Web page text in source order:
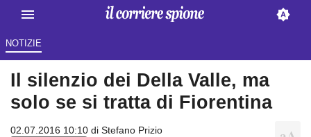
NOTIZIE
Il silenzio dei Della Valle, ma
solo se si tratta di Fiorentina
02.07.2016 10:10 di Stefano Prizio